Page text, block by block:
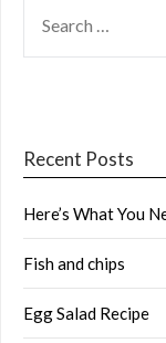
FOR:
Recent Posts
Here’s What You
Fish and chips
Egg Salad Recipe